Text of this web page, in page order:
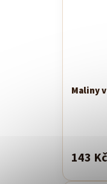
Maliny
143 Kč